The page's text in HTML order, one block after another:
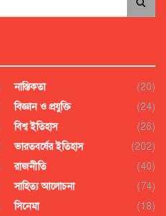
নাস্তিকতা
(20)
বিজ্ঞান ও প্রযুক্তি
(24)
বিশ্ব ইতিহাস
(26)
ভারতবর্ষের ইতিহাস
(202)
রাজনীতি
(40)
সাহিত্য আলোচনা
(74)
সিনেমা
(18)